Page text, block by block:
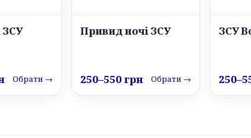
ЗСУ
Обрати →
Привид ночі ЗСУ
250–550 грн Обрати →
ЗСУ